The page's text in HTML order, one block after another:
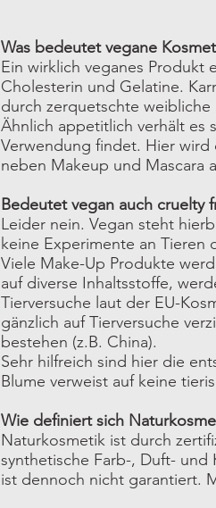
Was bedeutet vegane
Ein wirklich veganes Produkt
Cholesterin und Gelatine.
durch zerquetschte
Ähnlich appetitlich verhält es
Verwendung findet. Hier wird
neben Makeup und Mascara
Bedeutet vegan auch cruelty
Leider nein. Vegan steht
keine Experimente an Tieren
Viele Make-Up Produkte
auf diverse Inhaltsstoffe,
Tierversuche laut der EU-
gänzlich auf Tierversuche
bestehen (z.B. China).
Sehr hilfreich sind hier die
Blume verweist auf keine
Wie definiert sich
Naturkosmetik ist durch
synthetische Farb-, Duft- und
ist dennoch nicht garantiert.